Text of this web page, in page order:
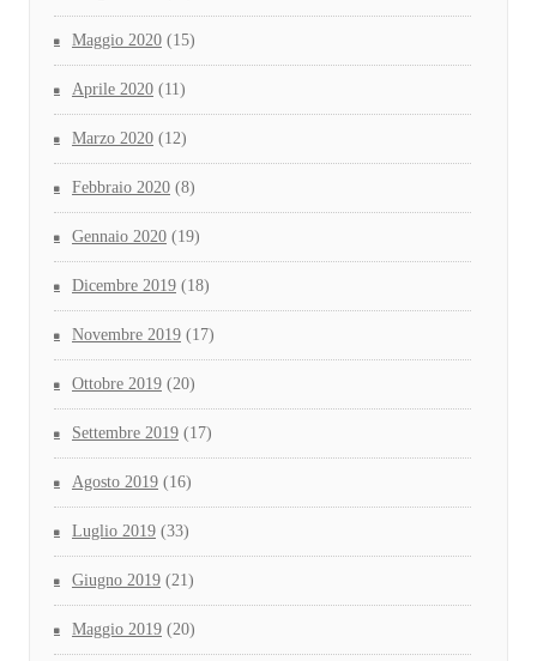
Maggio 2020 (15)
Aprile 2020 (11)
Marzo 2020 (12)
Febbraio 2020 (8)
Gennaio 2020 (19)
Dicembre 2019 (18)
Novembre 2019 (17)
Ottobre 2019 (20)
Settembre 2019 (17)
Agosto 2019 (16)
Luglio 2019 (33)
Giugno 2019 (21)
Maggio 2019 (20)